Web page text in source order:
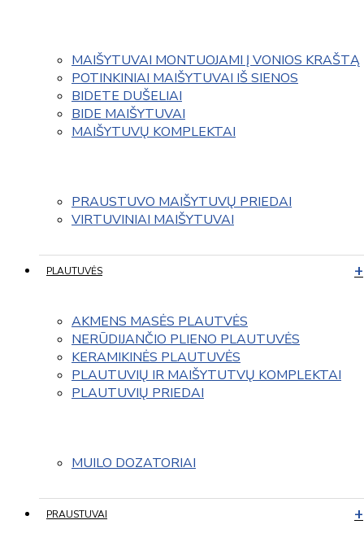
MAIŠYTUVAI MONTUOJAMI Į VONIOS KRAŠTĄ
POTINKINIAI MAIŠYTUVAI IŠ SIENOS
BIDETE DUŠELIAI
BIDE MAIŠYTUVAI
MAIŠYTUVŲ KOMPLEKTAI
PRAUSTUVO MAIŠYTUVŲ PRIEDAI
VIRTUVINIAI MAIŠYTUVAI
PLAUTUVĖS
AKMENS MASĖS PLAUTVĖS
NERŪDIJANČIO PLIENO PLAUTUVĖS
KERAMIKINĖS PLAUTUVĖS
PLAUTUVIŲ IR MAIŠYTUTVŲ KOMPLEKTAI
PLAUTUVIŲ PRIEDAI
MUILO DOZATORIAI
PRAUSTUVAI